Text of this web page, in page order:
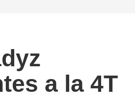
a la 4T